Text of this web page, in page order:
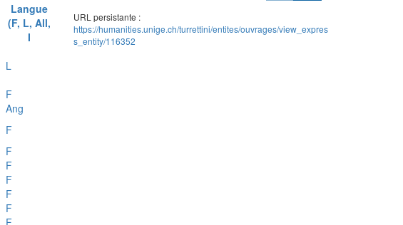
Langue
(F, L, All,
I
L
F
Ang
F
F
F
F
F
F
F
URL persistante :
https://humanities.unige.ch/turrettini/entites/ouvrages/view_expres
s_entity/116352